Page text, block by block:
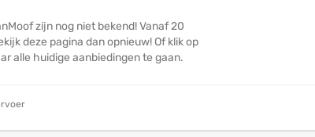
zijn nog niet bekend! Vanaf 20
deze pagina dan opnieuw! Of klik op
alle huidige aanbiedingen te gaan.